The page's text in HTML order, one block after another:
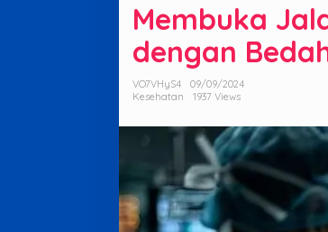
Menuju
Jantung
Sehat
dengan
Membuka
dengan
VO7VHyS4
09/09/2024
Kesehatan
1937 Views